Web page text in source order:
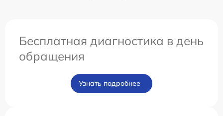
Бесплатная диагностика в день
обращения
Узнать подробнее